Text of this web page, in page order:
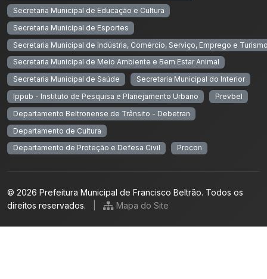
Secretaria Municipal de Educação e Cultura
Secretaria Municipal de Esportes
Secretaria Municipal de Indústria, Comércio, Serviço, Emprego e
Secretaria Municipal de Meio Ambiente e Bem Estar Animal
Secretaria Municipal de Saúde
Secretaria Municipal do Interior
Ippub - Instituto de Pesquisa e Planejamento Urbano
Prevbel
Departamento Beltronense de Trânsito - Debetran
Departamento de Cultura
Departamento de Proteção e Defesa Civil
Procon
© 2026 Prefeitura Municipal de Francisco Beltrão. Todos os
direitos reservados.
Mapa do Site